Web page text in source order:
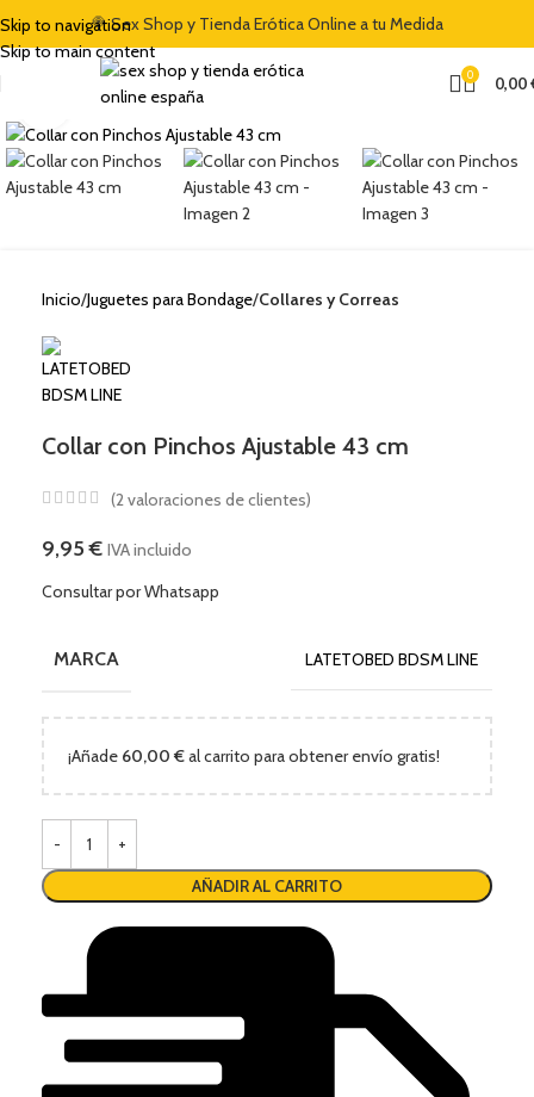
Skip to navigation
Skip to main content
🍭 Sex Shop y Tienda Erótica Online a tu Medida
0 0,00
Clic para ampliar
Inicio Juguetes para Bondage Collares y Correas
Collar con Pinchos Ajustable 43 cm
(2 valoraciones de clientes)
9,95€ IVA incluido
Consultar por Whatsapp
MARCA LATETOBED BDSM LINE
¡Añade 60,00 €al carrito para obtener envío gratis!
AÑADIR AL CARRITO